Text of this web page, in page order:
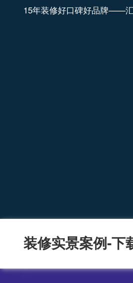
15年装修好口碑好品牌——
装修实景案例-下